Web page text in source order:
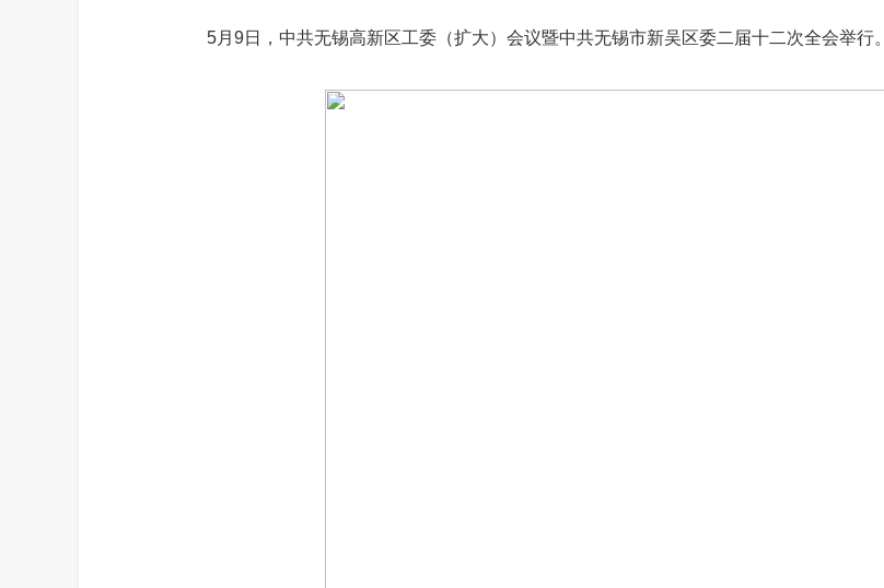
5月9日，中共无锡高新区工委（扩大）会议暨中共无锡市新吴区委二届十二次全会举行。